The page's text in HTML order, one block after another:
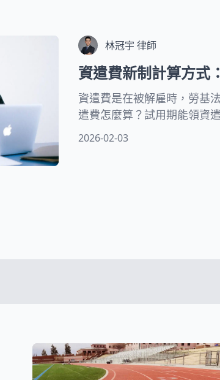
林冠宇 律師
資遣費新制計算方式
資遣費是在被解雇時，勞基
遣費怎麼算？試用期能領資
工作嗎？在本文中，律師將
2026-02-03